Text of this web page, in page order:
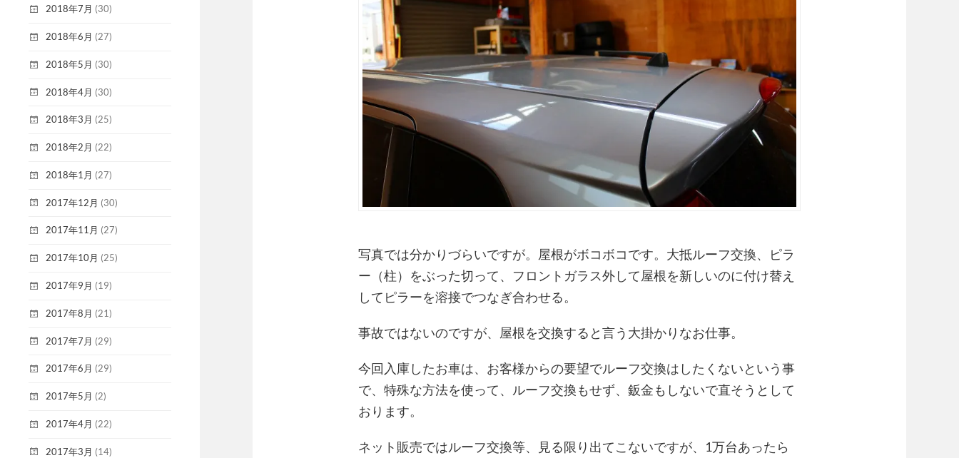
2018年7月 (30)
2018年6月 (27)
2018年5月 (30)
2018年4月 (30)
2018年3月 (25)
2018年2月 (22)
2018年1月 (27)
2017年12月 (30)
2017年11月 (27)
2017年10月 (25)
2017年9月 (19)
2017年8月 (21)
2017年7月 (29)
2017年6月 (29)
2017年5月 (2)
2017年4月 (22)
2017年3月 (14)
写真では分かりづらいですが。屋根がボコボコです。大抵ルーフ交換、ピラ
ー（柱）をぶった切って、フロントガラス外して屋根を新しいのに付け替え
してピラーを溶接でつなぎ合わせる。
事故ではないのですが、屋根を交換すると言う大掛かりなお仕事。
今回入庫したお車は、お客様からの要望でルーフ交換はしたくないという事
で、特殊な方法を使って、ルーフ交換もせず、鈑金もしないで直そうとして
おります。
ネット販売ではルーフ交換等、見る限り出てこないですが、1万台あったら